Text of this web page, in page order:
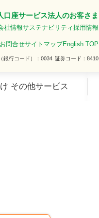
口座サービス法人のお客さま
社情報サステナビリティ採用情報
お問合せサイトマップEnglish TOP
行コード） 0034 証券コード 8410
ID・パスワード等一覧
その他サービス